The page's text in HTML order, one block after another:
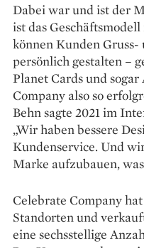
Dabei war und ist der
ist das
können Kunden
persönlich gestalten –
Planet Cards und
Company also so
Behn sagte 2021 im
„Wir haben bessere
Kundenservice. Und
Marke aufzubauen,
Celebrate Company
Standorten und
eine sechsstellige